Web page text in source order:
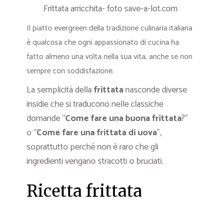
Frittata arricchita- foto save-a-lot.com
Il piatto evergreen della tradizione culinaria italiana
è qualcosa che ogni appassionato di cucina ha
fatto almeno una volta nella sua vita, anche se non
sempre con soddisfazione.
La semplicità dellafrittatanasconde diverse
insidie che si traducono nelle classiche
domande “Come fare una buona frittata?”
o “Come fare una frittata di uova”,
soprattutto perché non è raro che gli
ingredienti vengano stracotti o bruciati.
Ricetta frittata